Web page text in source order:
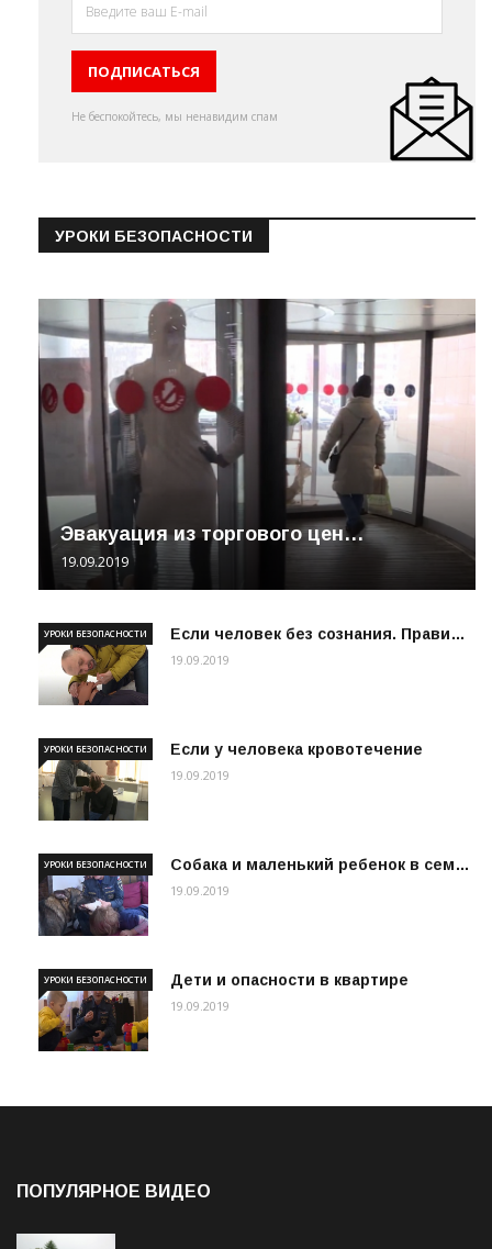
Не беспокойтесь, мы ненавидим спам
УРОКИ БЕЗОПАСНОСТИ
Эвакуация из торгового цен…
19.09.2019
Если человек без сознания. Прави…
УРОКИ БЕЗОПАСНОСТИ
19.09.2019
Если у человека кровотечение
УРОКИ БЕЗОПАСНОСТИ
19.09.2019
Собака и маленький ребенок в сем…
УРОКИ БЕЗОПАСНОСТИ
19.09.2019
Дети и опасности в квартире
УРОКИ БЕЗОПАСНОСТИ
19.09.2019
ПОПУЛЯРНОЕ ВИДЕО